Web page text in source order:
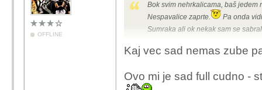
OFFLINE
Bok svim nehrkalicama, baš
Nespavalice zaprte.
Pa onda
Sumraka ali ok nekak sam se
Kaj vec sad nemas zube
Ovo mi je sad full cudno -